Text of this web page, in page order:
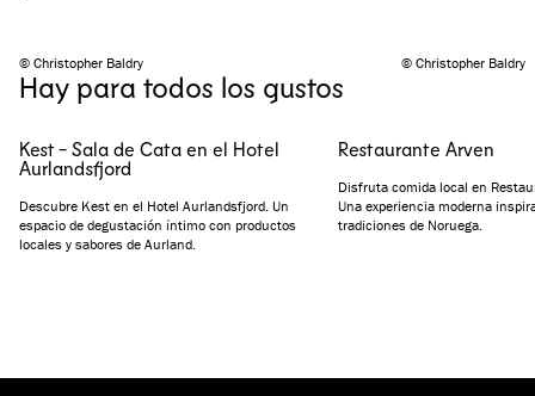
© Christopher Baldry © Christopher Baldry
Hay para todos los gustos
Kest - Sala de Cata en el Hotel
Aurlandsfjord
Descubre Kest en el Hotel Aurlandsfjord. Un
espacio de degustación íntimo con productos
locales y sabores de Aurland.
Restaurante Arven
Disfruta comida local en
Una experiencia moderna
tradiciones de Noruega.